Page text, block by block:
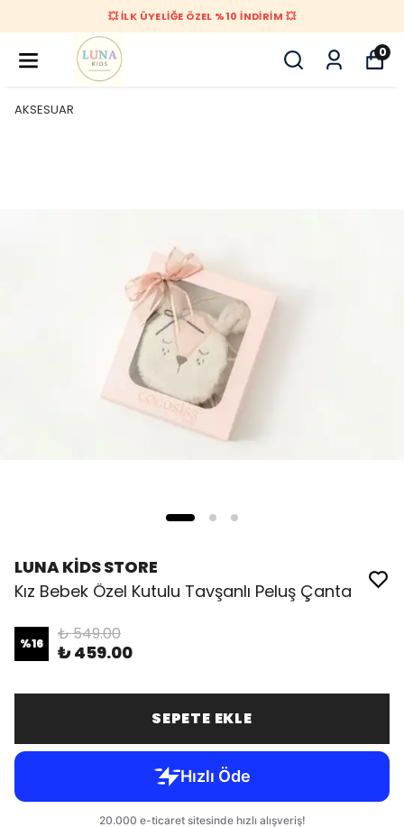
💥 İLK ÜYELİĞE ÖZEL %10 İNDİRİM 💥
0
AKSESUAR
LUNA KİDS STORE
Kız Bebek Özel Kutulu Tavşanlı Peluş Çanta
%16 ₺ 549.00
₺ 459.00
SEPETE EKLE